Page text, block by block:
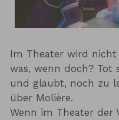
Im Theater wird
was, wenn doch? Tot
und glaubt, noch zu
über Molière.
Wenn im Theater der